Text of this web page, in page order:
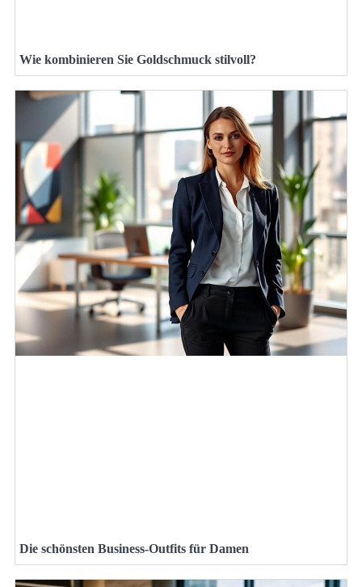
Wie kombinieren Sie Goldschmuck stilvoll?
Die schönsten Business-Outfits für Damen